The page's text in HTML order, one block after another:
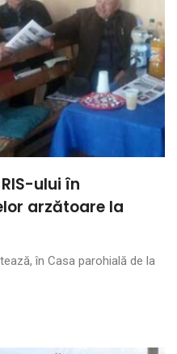
ului în
arzătoare la
în Casa parohială de la